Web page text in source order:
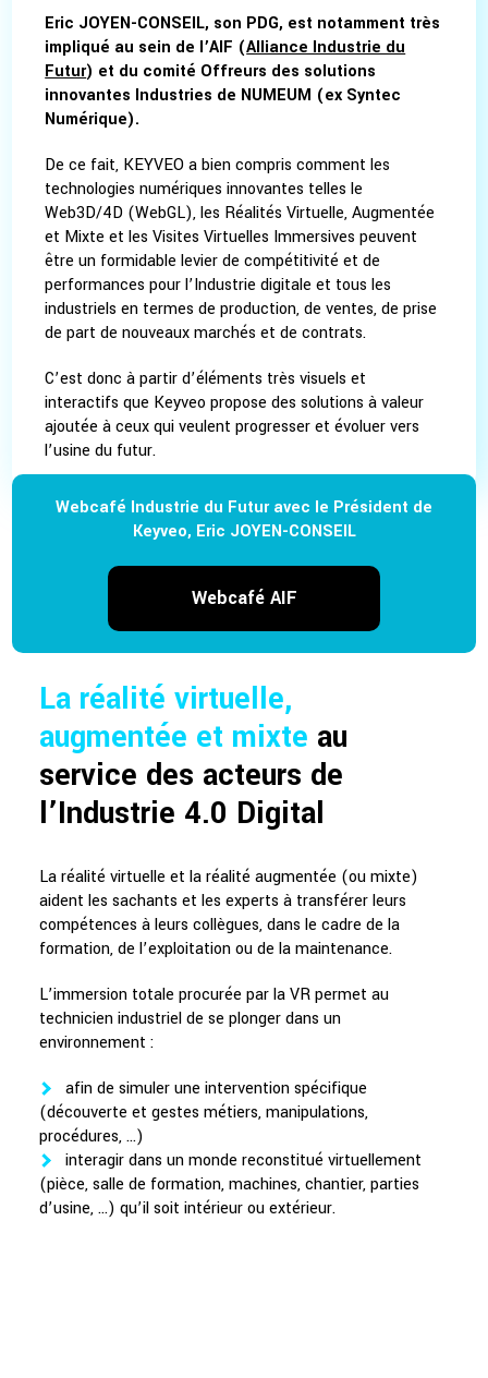
Eric JOYEN-CONSEIL, son PDG, est notamment très
impliqué au sein de l’AIF (Alliance Industrie du
Futur) et du comité Offreurs des solutions
innovantes Industries de NUMEUM (ex Syntec
Numérique).
De ce fait, KEYVEO a bien compris comment les
technologies numériques innovantes telles le
Web3D/4D (WebGL), les Réalités Virtuelle, Augmentée
et Mixte et les Visites Virtuelles Immersives peuvent
être un formidable levier de compétitivité et de
performances pour l’Industrie digitale et tous les
industriels en termes de production, de ventes, de prise
de part de nouveaux marchés et de contrats.
C’est donc à partir d’éléments très visuels et
interactifs que Keyveo propose des solutions à valeur
ajoutée à ceux qui veulent progresser et évoluer vers
l’usine du futur.
Webcafé Industrie du Futur avec le Président de
Keyveo, Eric JOYEN-CONSEIL
Webcafé AIF
La réalité virtuelle,
augmentée et mixte au
service des acteurs de
l’Industrie 4.0 Digital
La réalité virtuelle et la réalité augmentée (ou mixte)
aident les sachants et les experts à transférer leurs
compétences à leurs collègues, dans le cadre de la
formation, de l’exploitation ou de la maintenance.
L’immersion totale procurée par la VR permet au
technicien industriel de se plonger dans un
environnement :
afin de simuler une intervention spécifique
(découverte et gestes métiers, manipulations,
procédures, …)
interagir dans un monde reconstitué virtuellement
(pièce, salle de formation, machines, chantier, parties
d’usine, …) qu’il soit intérieur ou extérieur.